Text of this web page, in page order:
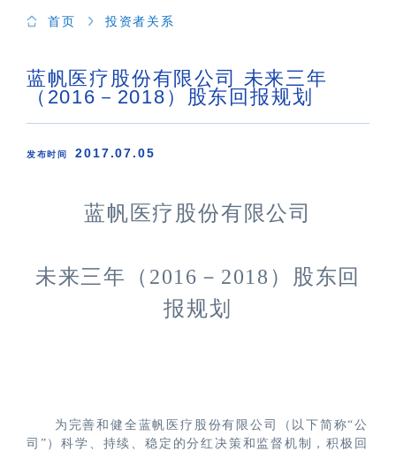
首页 投资者关系
蓝帆医疗股份有限公司 未来三年
（2016－2018）股东回报规划
发布时间 2017.07.05
蓝帆医疗股份有限公司
未来三年（ 2016－2018）股东回
报规划
为完善和健全蓝帆医疗股份有限公司（以下简称“公
司”）科学、持续、稳定的分红决策和监督机制，积极回